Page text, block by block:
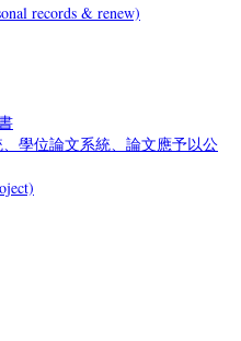
records & renew)
學位論文系統、論文應予以公